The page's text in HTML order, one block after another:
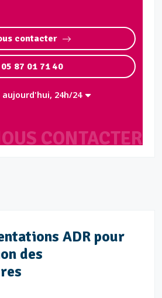
CONTACTER
contacter
05 87 01 71 40
24h/24
ADR pour
des